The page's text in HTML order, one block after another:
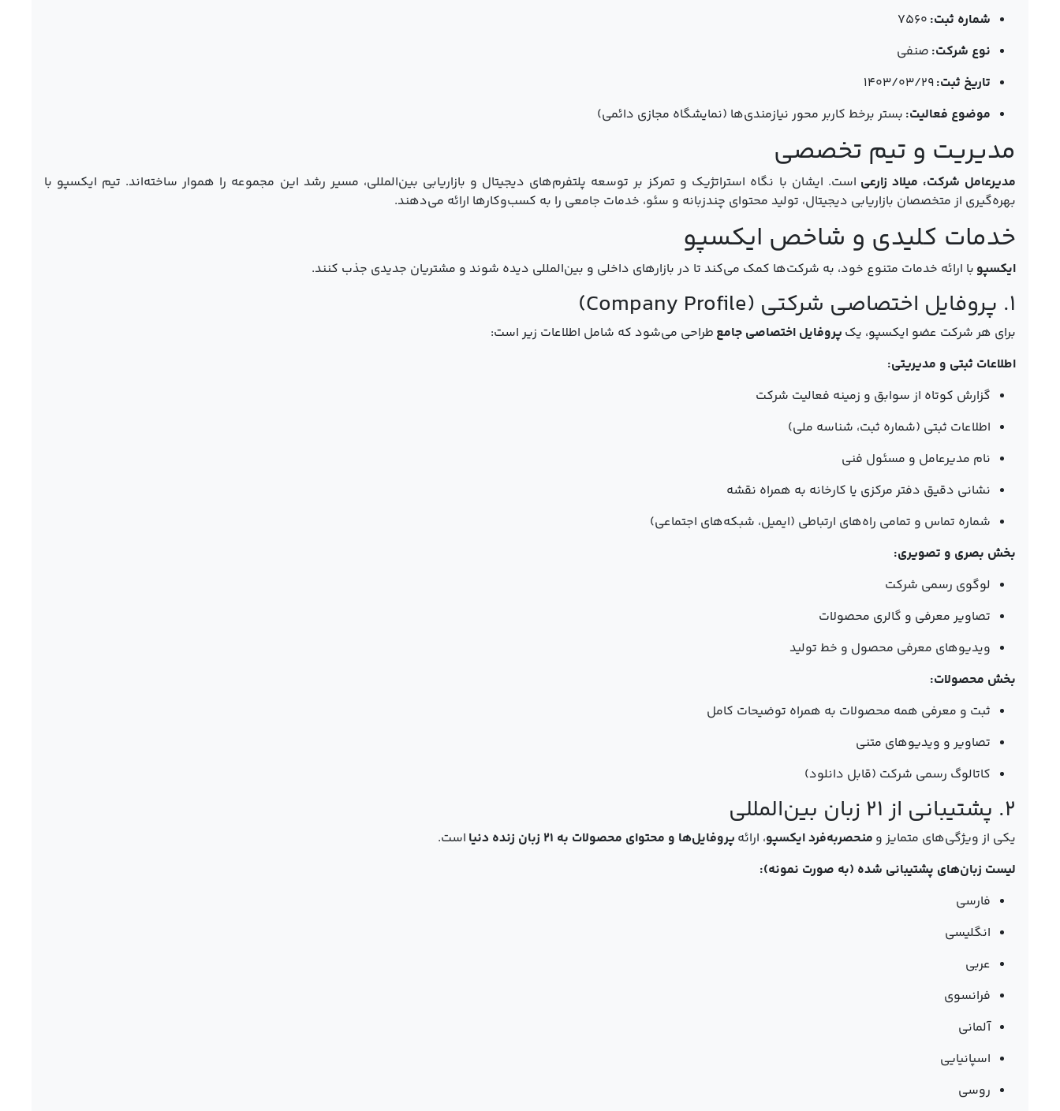
شماره ثبت:
نوع شرکت: صنفی
تاریخ ثبت:
موضوع فعالیت: بستر برخط کاربر محور نیازمندی‌ها (نمایشگاه مجازی دائمی)
مدیریت و تیم تخصصی
مدیرعامل شرکت، میلاد زارعی است. ایشان با نگاه استراتژیک و تمرکز بر توسعه پلتفرم‌های دیجیتال و بازاریابی بین‌المللی، مسیر رشد این مجموعه را هموار ساخته‌اند. تیم ایکسپو با
بهره‌گیری از متخصصان بازاریابی دیجیتال، تولید محتوای چندزبانه و سئو، خدمات جامعی را به کسب‌وکارها ارائه می‌دهند.
خدمات کلیدی و شاخص ایکسپو
ایکسپو با ارائه خدمات متنوع خود، به شرکت‌ها کمک می‌کند تا در بازارهای داخلی و بین‌المللی دیده شوند و مشتریان جدیدی جذب کنند.
۱. پروفایل اختصاصی شرکتی (Company Profile)
برای هر شرکت عضو ایکسپو، یک پروفایل اختصاصی جامع طراحی می‌شود که شامل اطلاعات زیر است:
اطلاعات ثبتی و مدیریتی:
گزارش کوتاه از سوابق و زمینه فعالیت شرکت
اطلاعات ثبتی (شماره ثبت، شناسه ملی)
نام مدیرعامل و مسئول فنی
نشانی دقیق دفتر مرکزی یا کارخانه به همراه نقشه
شماره تماس و تمامی راه‌های ارتباطی (ایمیل، شبکه‌های اجتماعی)
بخش بصری و تصویری:
لوگوی رسمی شرکت
تصاویر معرفی و گالری محصولات
ویدیوهای معرفی محصول و خط تولید
بخش محصولات:
ثبت و معرفی همه محصولات به همراه توضیحات کامل
تصاویر و ویدیوهای متنی
کاتالوگ رسمی شرکت (قابل دانلود)
۲. پشتیبانی از ۲۱ زبان بین‌المللی
یکی از ویژگی‌های متمایز و منحصربه‌فرد ایکسپو، ارائه پروفایل‌ها و محتوای محصولات به ۲۱ زبان زنده دنیا
است.
لیست زبان‌های پشتیبانی شده (به صورت نمونه):
فارسی
انگلیسی
عربی
فرانسوی
آلمانی
اسپانیایی
روسی